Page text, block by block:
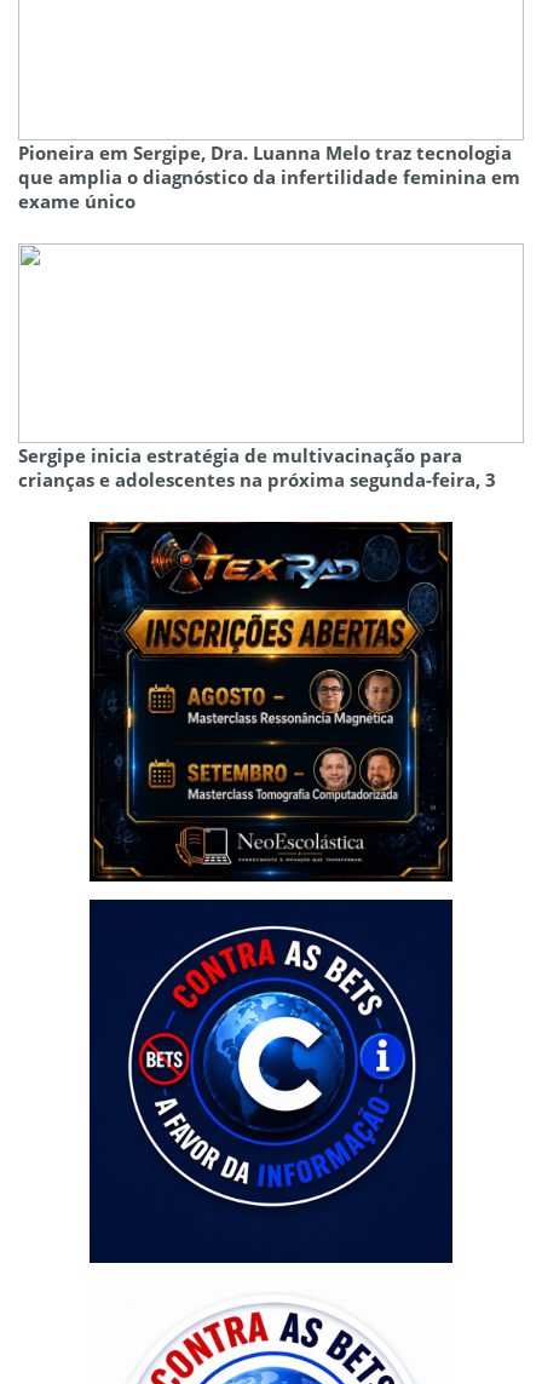
Pioneira em Sergipe, Dra. Luanna Melo traz tecnologia
que amplia o diagnóstico da infertilidade feminina em
exame único
Sergipe inicia estratégia de multivacinação para
crianças e adolescentes na próxima segunda-feira, 3